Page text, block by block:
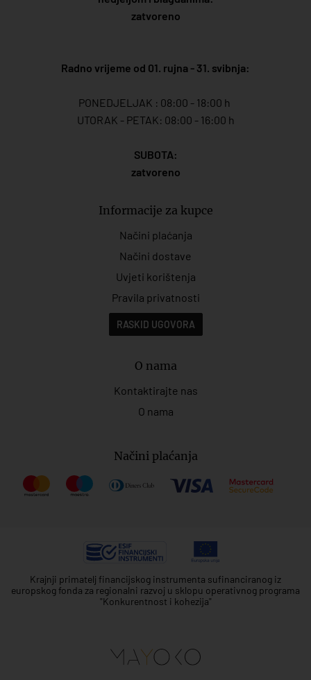
zatvoreno
Radno vrijeme od 01. rujna - 31. svibnja:
PONEDJELJAK : 08:00 - 18:00 h
UTORAK - PETAK: 08:00 - 16:00 h
SUBOTA:
zatvoreno
Informacije za kupce
Načini plaćanja
Načini dostave
Uvjeti korištenja
Pravila privatnosti
RASKID UGOVORA
O nama
Kontaktirajte nas
O nama
Načini plaćanja
Krajnji primatelj financijskog instrumenta sufinanciranog iz
europskog fonda za regionalni razvoj u sklopu operativnog programa
"Konkurentnost i kohezija"